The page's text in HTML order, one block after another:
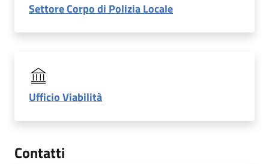
Settore Corpo di Polizia Locale
Ufficio Viabilità
Contatti